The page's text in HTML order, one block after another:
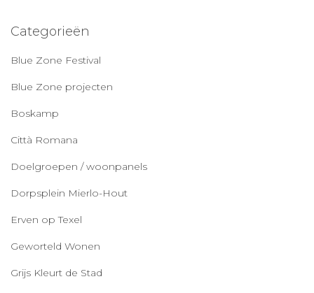
Categorieën
Blue Zone Festival
Blue Zone projecten
Boskamp
Città Romana
Doelgroepen / woonpanels
Dorpsplein Mierlo-Hout
Erven op Texel
Geworteld Wonen
Grijs Kleurt de Stad